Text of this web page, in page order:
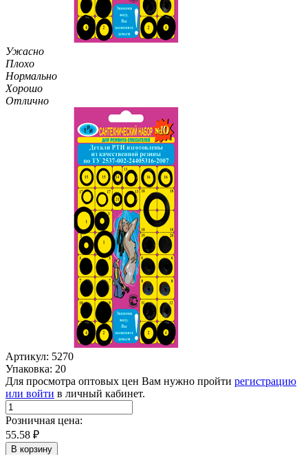
Ужасно
Плохо
Нормально
Хорошо
Отлично
Артикул: 5270
Упаковка: 20
Для просмотра оптовых цен Вам нужно пройти регистрацию
или войти в личный кабинет.
Розничная цена:
55.58 ₽
В корзину